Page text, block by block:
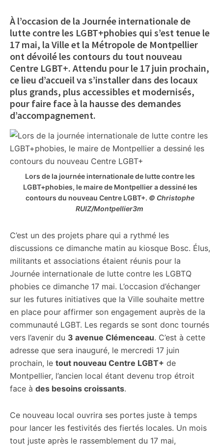
À l’occasion de la Journée internationale de
lutte contre les LGBT+phobies qui s’est tenue le
17 mai, la Ville et la Métropole de Montpellier
ont dévoilé les contours du tout nouveau
Centre LGBT+. Attendu pour le 17 juin prochain,
ce lieu d’accueil va s’installer dans des locaux
plus grands, plus accessibles et modernisés,
pour faire face à la hausse des demandes
d’accompagnement.
Lors de la journée internationale de lutte contre les
LGBT+phobies, le maire de Montpellier a dessiné les
contours du nouveau Centre LGBT+. © Christophe
RUIZ/Montpellier3m
C’est un des projets phare qui a rythmé les
discussions ce dimanche matin au kiosque Bosc. Élus,
militants et associations étaient réunis pour la
Journée internationale de lutte contre les LGBTQ
phobies ce dimanche 17 mai. L’occasion d’échanger
sur les futures initiatives que la Ville souhaite mettre
en place pour affirmer son engagement auprès de la
communauté LGBT. Les regards se sont donc tournés
vers l’avenir du 3 avenue Clémenceau. C’est à cette
adresse que sera inauguré, le mercredi 17 juin
prochain, le tout nouveau Centre LGBT+ de
Montpellier, l’ancien local étant devenu trop étroit
face à des besoins croissants.
Ce nouveau local ouvrira ses portes juste à temps
pour lancer les festivités des fiertés locales. Un mois
tout juste après le rassemblement du 17 mai,